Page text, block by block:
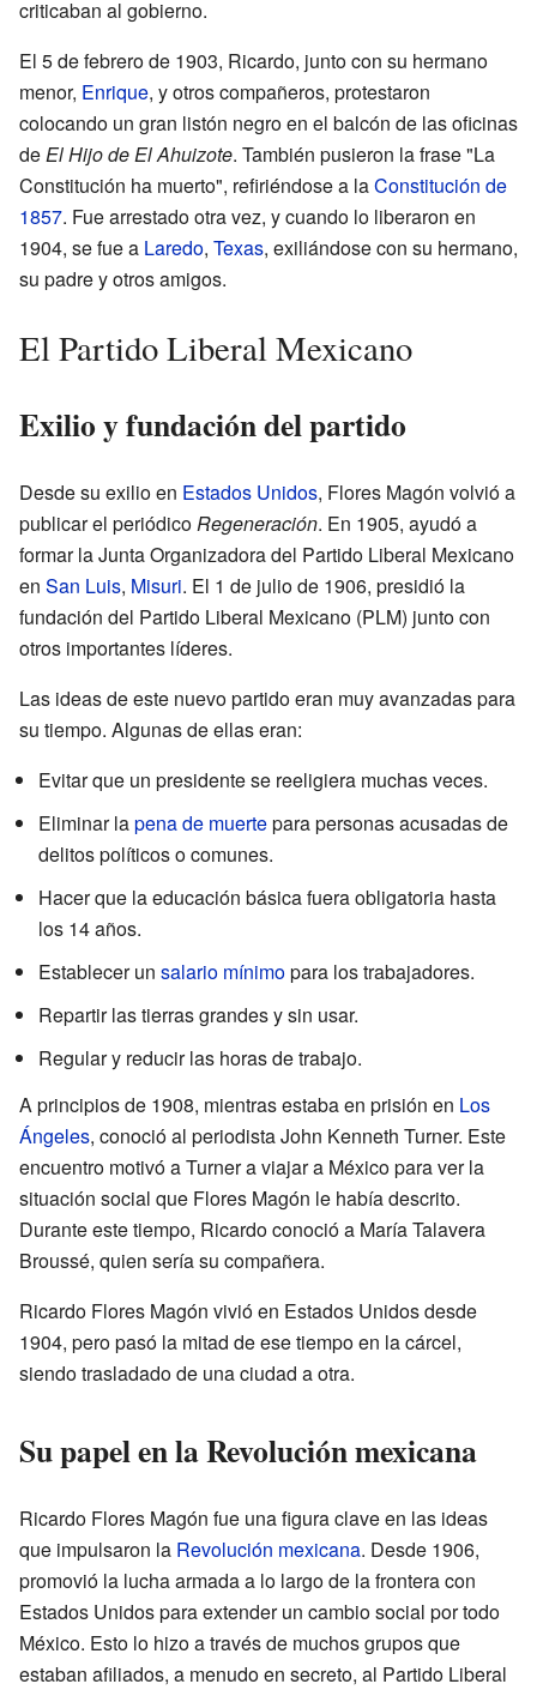
criticaban al gobierno.
El 5 de febrero de 1903, Ricardo, junto con su hermano
menor, Enrique, y otros compañeros, protestaron
colocando un gran listón negro en el balcón de las oficinas
deEl Hijo de El Ahuizote. También pusieron la frase "La
Constitución ha muerto", refiriéndose a laConstitución de
1857. Fue arrestado otra vez, y cuando lo liberaron en
1904, se fue a Laredo, Texas, exiliándose con su hermano,
su padre y otros amigos.
El Partido Liberal Mexicano
Exilio y fundación del partido
Desde su exilio en Estados Unidos, Flores Magón volvió a
publicar el periódicoRegeneración. En 1905, ayudó a
formar la Junta Organizadora del Partido Liberal Mexicano
en San Luis, Misuri. El 1 de julio de 1906, presidió la
fundación del Partido Liberal Mexicano (PLM) junto con
otros importantes líderes.
Las ideas de este nuevo partido eran muy avanzadas para
su tiempo. Algunas de ellas eran:
Evitar que un presidente se reeligiera muchas veces.
Eliminar lapena de muertepara personas acusadas de
delitos políticos o comunes.
Hacer que la educación básica fuera obligatoria hasta
los 14 años.
Establecer un salario mínimopara los trabajadores.
Repartir las tierras grandes y sin usar.
Regular y reducir las horas de trabajo.
A principios de 1908, mientras estaba en prisión en Los
Ángeles, conoció al periodista John Kenneth Turner. Este
encuentro motivó a Turner a viajar a México para ver la
situación social que Flores Magón le había descrito.
Durante este tiempo, Ricardo conoció a María Talavera
Broussé, quien sería su compañera.
Ricardo Flores Magón vivió en Estados Unidos desde
1904, pero pasó la mitad de ese tiempo en la cárcel,
siendo trasladado de una ciudad a otra.
Su papel en la Revolución mexicana
Ricardo Flores Magón fue una figura clave en las ideas
que impulsaron la Revolución mexicana. Desde 1906,
promovió la lucha armada a lo largo de la frontera con
Estados Unidos para extender un cambio social por todo
México. Esto lo hizo a través de muchos grupos que
estaban afiliados, a menudo en secreto, al Partido Liberal